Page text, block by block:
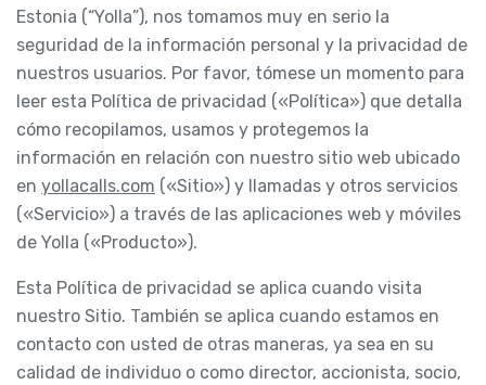
Estonia (“Yolla”), nos tomamos muy en serio la
seguridad de la información personal y la privacidad de
nuestros usuarios. Por favor, tómese un momento para
leer esta Política de privacidad («Política») que detalla
cómo recopilamos, usamos y protegemos la
información en relación con nuestro sitio web ubicado
en yollacalls.com («Sitio») y llamadas y otros servicios
(«Servicio») a través de las aplicaciones web y móviles
de Yolla («Producto»).
Esta Política de privacidad se aplica cuando visita
nuestro Sitio. También se aplica cuando estamos en
contacto con usted de otras maneras, ya sea en su
calidad de individuo o como director, accionista, socio,